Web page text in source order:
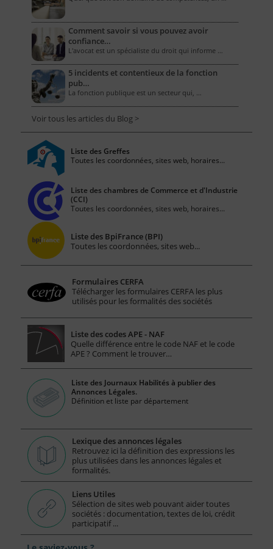
Comment savoir si vous pouvez avoir
confiance…
L'avocat est un spécialiste du droit qui informe …
5 incidents et contentieux de la fonction
pub…
La fonction publique est un secteur qui, …
Voir tous les articles du Blog >
Liste des Greffes
Toutes les coordonnées, sites web, horaires...
Liste des chambres de Commerce et d'Industrie
(CCI)
Toutes les coordonnées, sites web, horaires...
Liste des BpiFrance (BPI)
Toutes les coordonnées, sites web...
Formulaires CERFA
Télécharger les formulaires CERFA les plus
utilisés pour les formalités des sociétés
Liste des codes APE - NAF
Quelle différence entre le code NAF et le code
APE ? Comment le trouver…
Liste des Journaux Habilités à publier des
Annonces Légales.
Définition et liste par département
Lexique des annonces légales
Retrouvez ici la définition des expressions les
plus utilisées dans les annonces légales et
formalités.
Liens Utiles
Sélection de sites web pouvant aider toutes
sociétés : documentation, textes de loi, crédit
participatif ...